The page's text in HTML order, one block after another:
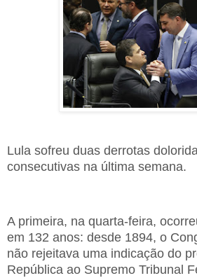
Lula sofreu duas derrotas
consecutivas na última semana.
A primeira, na quarta-feira,
em 132 anos: desde 1894, o
não rejeitava uma indicação do
República ao Supremo Tribunal